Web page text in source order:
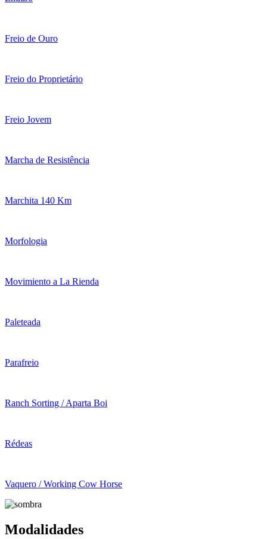
Freio de Ouro
Freio do Proprietário
Freio Jovem
Marcha de Resistência
Marchita 140 Km
Morfologia
Movimiento a La Rienda
Paleteada
Parafreio
Ranch Sorting / Aparta Boi
Rédeas
Vaquero / Working Cow Horse
Modalidades